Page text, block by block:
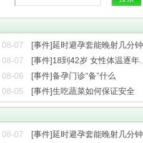
08-07 [事件]延时避孕套能晚射几分钟
08-07 [事件]18到42岁 女性体温逐年...
08-06 [事件]备孕门诊“备”什么
08-05 [事件]生吃蔬菜如何保证安全
08-07 [事件]延时避孕套能晚射几分钟